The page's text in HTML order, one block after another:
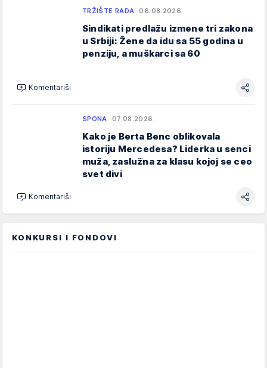
TRŽIŠTE RADA 06.08.2026.
Sindikati predlažu izmene tri zakona
u Srbiji: Žene da idu sa 55 godina u
penziju, a muškarci sa 60
Komentariši
SPONA 07.08.2026.
Kako je Berta Benc oblikovala
istoriju Mercedesa? Liderka u senci
muža, zaslužna za klasu kojoj se ceo
svet divi
Komentariši
KONKURSI I FONDOVI